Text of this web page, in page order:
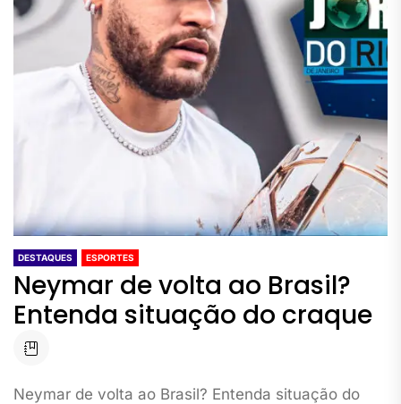
DESTAQUES ESPORTES
Neymar de volta ao Brasil?
Entenda situação do craque
Neymar de volta ao Brasil? Entenda situação do